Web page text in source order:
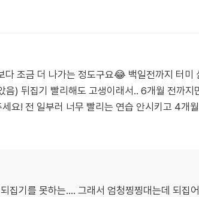
조금 더 나가는 정도구요😂 백일전까지 터미
) 뒤집기 빨리해도 고생이래서.. 6개월 전까지
요! 전 일부러 너무 빨리는 연습 안시키고 4개
집기를 못하는.... 그래서 엄청찡찡대는데 되집